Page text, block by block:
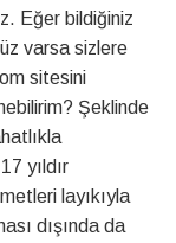
Eğer bildiğiniz
varsa sizlere
sitesini
Şeklinde
yıldır
layıkıyla
dışında da